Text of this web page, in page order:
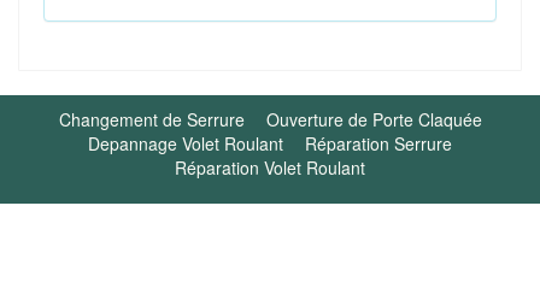
Changement de Serrure
Ouverture de Porte Claquée
Depannage Volet Roulant
Réparation Serrure
Réparation Volet Roulant